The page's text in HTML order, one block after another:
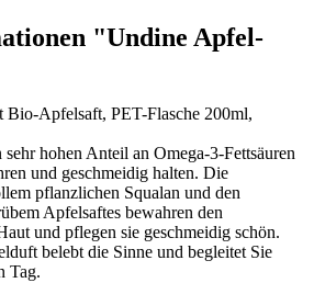
"Undine Apfel-
Apfelsaft, PET-Flasche 200ml,
hohen Anteil an Omega-3-Fettsäuren
und geschmeidig halten. Die
pflanzlichen Squalan und den
Apfelsaftes bewahren den
und pflegen sie geschmeidig schön.
belebt die Sinne und begleitet Sie
Tag.